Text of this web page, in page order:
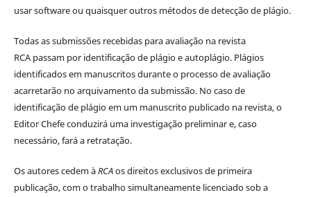
usar software ou quaisquer outros métodos de detecção de plágio.
Todas as submissões recebidas para avaliação na revista
RCA passam por identificação de plágio e autoplágio. Plágios
identificados em manuscritos durante o processo de avaliação
acarretarão no arquivamento da submissão. No caso de
identificação de plágio em um manuscrito publicado na revista, o
Editor Chefe conduzirá uma investigação preliminar e, caso
necessário, fará a retratação.
Os autores cedem àRCAos direitos exclusivos de primeira
publicação, com o trabalho simultaneamente licenciado sob a